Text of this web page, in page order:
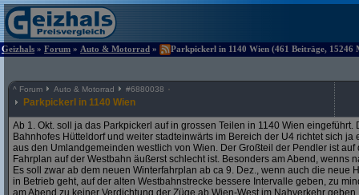
Geizhals » Forum » Auto & Motorrad » Parkpickerl in 1140 Wien (461 Beiträge, 15246
^ Forum Auto & Motorrad #6880038
Parkpickerl in 1140 Wien
Ab 1. Okt. soll ja das Parkpickerl auf in grossen Teilen in 1140 Wien
Bahnhofes Hütteldorf und weiter stadteinwärts im Bereich der U4 richtet sich
aus den Umlandgemeinden westlich von Wien. Der Großteil der Pendler ist
Fahrplan auf der Westbahn äußerst schlecht ist. Besonders am Abend, wenns
Es soll zwar ab dem neuen Winterfahrplan ab ca 9. Dez., wenn auch die neue
in Betrieb geht, auf der alten Westbahnstrecke bessere Intervalle geben, zu
am Abend zu keiner Verdichtung der Züge ab Wien-West im Nahverkehr geben.